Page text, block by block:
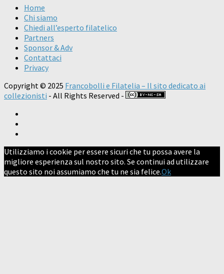
Home
Chi siamo
Chiedi all’esperto filatelico
Partners
Sponsor & Adv
Contattaci
Privacy
Copyright © 2025 Francobolli e Filatelia – Il sito dedicato ai
collezionisti - All Rights Reserved -
Utilizziamo i cookie per essere sicuri che tu possa avere la
migliore esperienza sul nostro sito. Se continui ad utilizzare
questo sito noi assumiamo che tu ne sia felice.Ok